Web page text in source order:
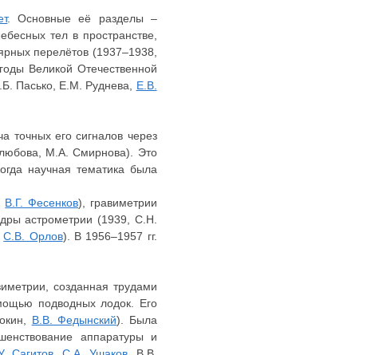
. Основные её разделы –
тел в пространстве,
перелётов (1937–1938,
Великой Отечественной
Пасько, Е.М. Руднева, Е.В.
точных его сигналов через
М.А. Смирнова). Это
научная тематика была
В.Г. Фесенков), гравиметрии
астрометрии (1939, С.Н.
С.В. Орлов). В 1956–1957 гг.
созданная трудами
подводных лодок. Его
В.В. Федынский). Была
аппаратуры и